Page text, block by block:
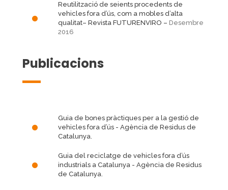
Reutilització de seients procedents de
vehicles fora d’ús, com a mobles d’alta
qualitat– Revista FUTURENVIRO – Desembre
2016
Publicacions
Guia de bones pràctiques per a la gestió de
vehicles fora d’ús - Agència de Residus de
Catalunya.
Guia del reciclatge de vehicles fora d’ús
industrials a Catalunya - Agència de Residus
de Catalunya.